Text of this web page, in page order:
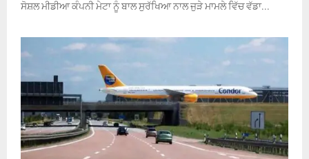
ਸੋਸ਼ਲ ਮੀਡੀਆ ਕੰਪਨੀ ਮੇਟਾ ਨੂੰ ਬਾਲ ਸੁਰੱਖਿਆ ਨਾਲ ਜੁੜੇ ਮਾਮਲੇ ਵਿੱਚ ਵੱਡਾ...